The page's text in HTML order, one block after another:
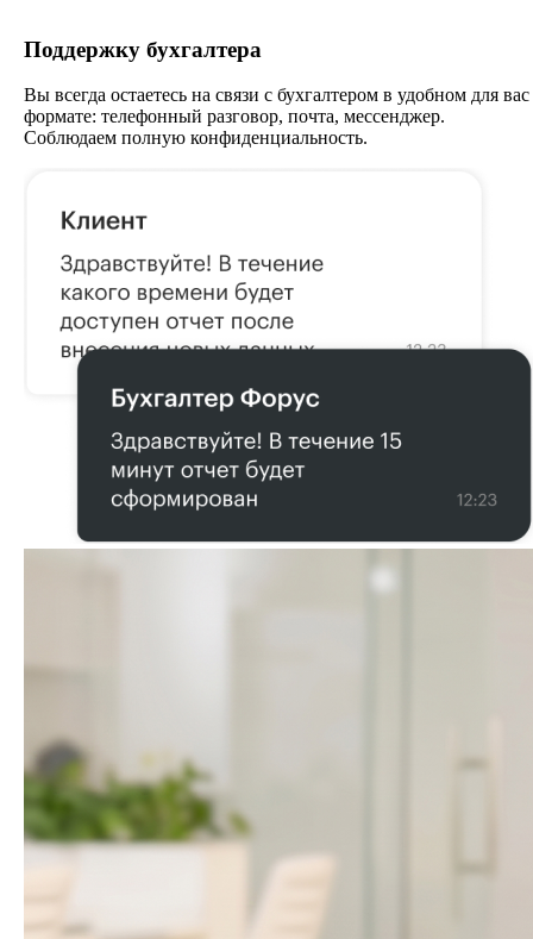
Поддержку бухгалтера
Вы всегда остаетесь на связи с бухгалтером в удобном для вас
формате: телефонный разговор, почта, мессенджер.
Соблюдаем полную конфиденциальность.